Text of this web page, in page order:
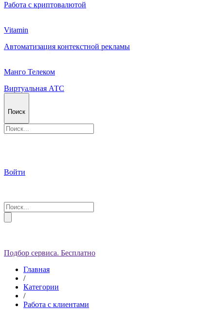
Работа с криптовалютой
Vitamin
Автоматизация контекстной рекламы
Манго Телеком
Виртуальная АТС
Поиск
Войти
Подбор сервиса. Бесплатно
Главная
/
Категории
/
Работа с клиентами